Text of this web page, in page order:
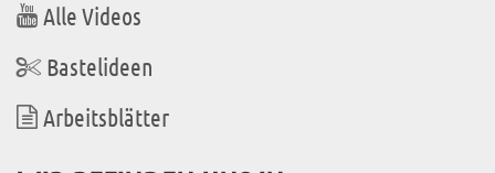
Alle Videos
Bastelideen
Arbeitsblätter